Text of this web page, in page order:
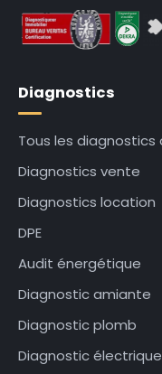
Diagnostics
Tous les diagnostics
Diagnostics vente
Diagnostics location
DPE
Audit énergétique
Diagnostic amiante
Diagnostic plomb
Diagnostic électrique